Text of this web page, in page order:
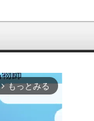
arrow_forward_ios もっとみる